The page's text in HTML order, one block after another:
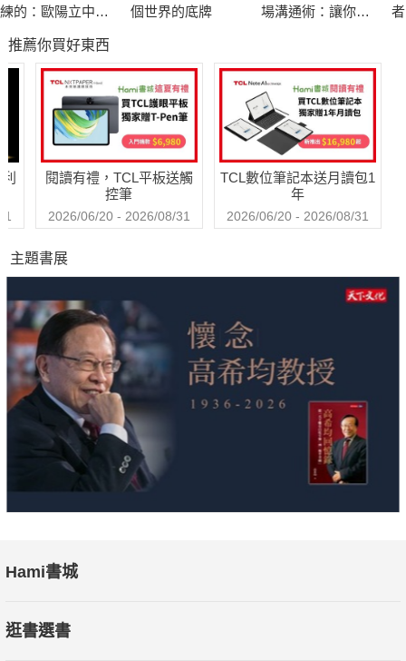
看。
臺灣第一位正甲師，正確趾甲養護觀念推廣人
——把握每一次機會，活出最有特色最燦爛的自己。
發源地於高雄的專業美容沙龍品牌創建者
顏之鑽沙龍體系創辦人暨奎蒂絲品牌總監／蔡惠芬
——合作是世界的趨勢，吸收他人智慧共同打拚，創造共生三贏
玩美女人美學沙龍創辦人／吳思霖
練的：歐陽立中的
個世界的底牌
場溝通術：讓你開
的16型人職場指南
推薦你買好東西
閱讀有禮，TCL平板送觸
控筆
2026/06/20 - 2026/08/31
TCL數位筆記本送月讀包1
年
2026/06/20 - 2026/08/31
主題書展
Hami書城
逛書選書